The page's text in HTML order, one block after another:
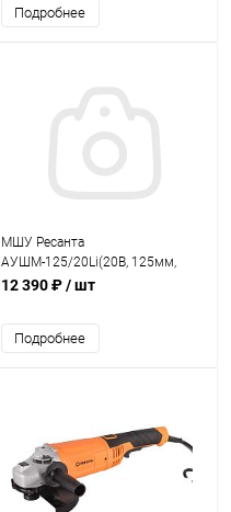
Подробнее
МШУ Ресанта
АУШМ-125/20Li(20В, 125мм,
1*4Ач и ЗУ)
12 390 ₽/ шт
Подробнее